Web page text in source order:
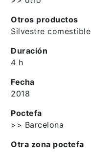
Otros productos
Silvestre comestible
Duración
4 h
Fecha
2018
Poctefa
>> Barcelona
Otra zona poctefa